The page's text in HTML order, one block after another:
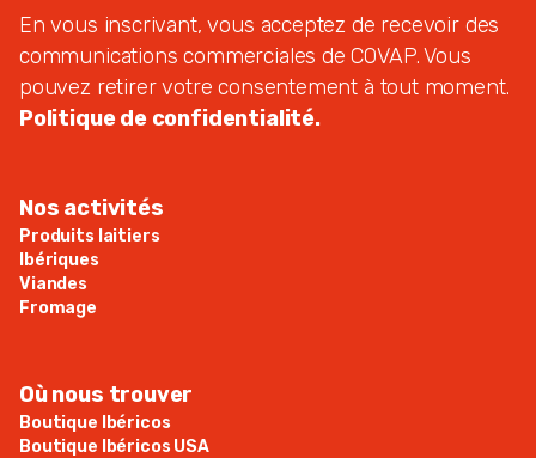
En vous inscrivant, vous acceptez de recevoir des
communications commerciales de COVAP. Vous
pouvez retirer votre consentement à tout moment.
Politique de confidentialité.
Nos activités
Produits laitiers
Ibériques
Viandes
Fromage
Où nous trouver
Boutique Ibéricos
Boutique Ibéricos USA